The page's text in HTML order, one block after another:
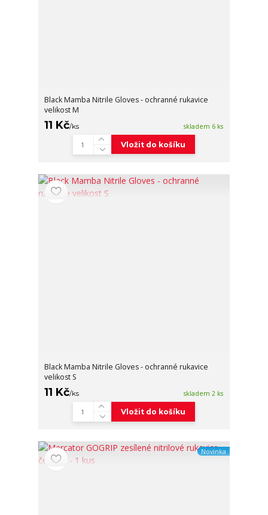
Black Mamba Nitrile Gloves - ochranné rukavice
velikost M
11 Kč/ks skladem 6 ks
Vložit do košíku
Black Mamba Nitrile Gloves - ochranné rukavice
velikost S
11 Kč/ks skladem 2 ks
Vložit do košíku
Novinka